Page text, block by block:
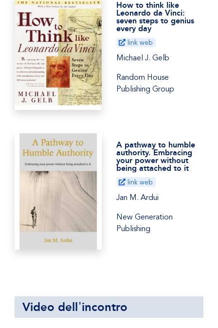
How to think like
Leonardo da Vinci:
seven steps to genius
every day
link web
Michael J. Gelb
Random House
Publishing Group
A pathway to humble
authority. Embracing
your power without
being attached to it
link web
Jan M. Ardui
New Generation
Publishing
Video dell᾿incontro